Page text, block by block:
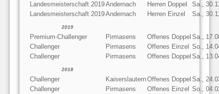
Landesmeisterschaft 2019Andernach Herren Doppel
Sa.,
Landesmeisterschaft 2019Andernach Herren Einzel Sa.,
2019
Premium-Challenger Pirmasens Offenes Doppel Sa.,
Challenger
Pirmasens Offenes Einzel So.,
Challenger
Pirmasens Offenes Doppel Sa.,
2018
Challenger KaiserslauternOffenes Doppel Sa.,
Challenger
Pirmasens Offenes Einzel So.,